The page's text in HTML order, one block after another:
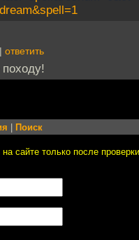
| ответить
Поиск
сайте только после проверки